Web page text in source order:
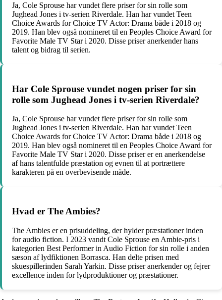
Ja, Cole Sprouse har vundet flere priser for sin rolle som
Jughead Jones i tv-serien Riverdale. Han har vundet Teen
Choice Awards for Choice TV Actor: Drama både i 2018 og
2019. Han blev også nomineret til en Peoples Choice Award for
Favorite Male TV Star i 2020. Disse priser anerkender hans
talent og bidrag til serien.
Har Cole Sprouse vundet nogen priser for sin
rolle som Jughead Jones i tv-serien Riverdale?
Ja, Cole Sprouse har vundet flere priser for sin rolle som
Jughead Jones i tv-serien Riverdale. Han har vundet Teen
Choice Awards for Choice TV Actor: Drama både i 2018 og
2019. Han blev også nomineret til en Peoples Choice Award for
Favorite Male TV Star i 2020. Disse priser er en anerkendelse
af hans talentfulde præstation og evnen til at portrættere
karakteren på en overbevisende måde.
Hvad er The Ambies?
The Ambies er en prisuddeling, der hylder præstationer inden
for audio fiction. I 2023 vandt Cole Sprouse en Ambie-pris i
kategorien Best Performer in Audio Fiction for sin rolle i anden
sæson af lydfiktionen Borrasca. Han delte prisen med
skuespillerinden Sarah Yarkin. Disse priser anerkender og fejrer
excellence inden for lydproduktioner og præstationer.